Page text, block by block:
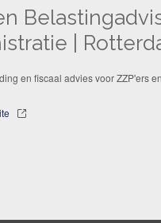
|
en fiscaal advies voor ZZP'ers